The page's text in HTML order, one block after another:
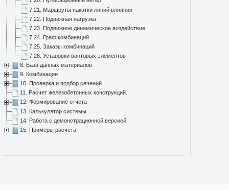
7.21. Маршруты накатки линий влияния
7.22. Подвижная нагрузка
7.23. Подвижное динамическое воздействие
7.24. Граф комбинаций
7.25. Заказы комбинаций
7.26. Установки вантовых элементов
8. База данных материалов
9. Комбинации
10. Проверка и подбор сечений
11. Расчет железобетонных конструкций.
12. Формирование отчета
13. Калькулятор системы
14. Работа с демонстрационной версией
15. Примеры расчета